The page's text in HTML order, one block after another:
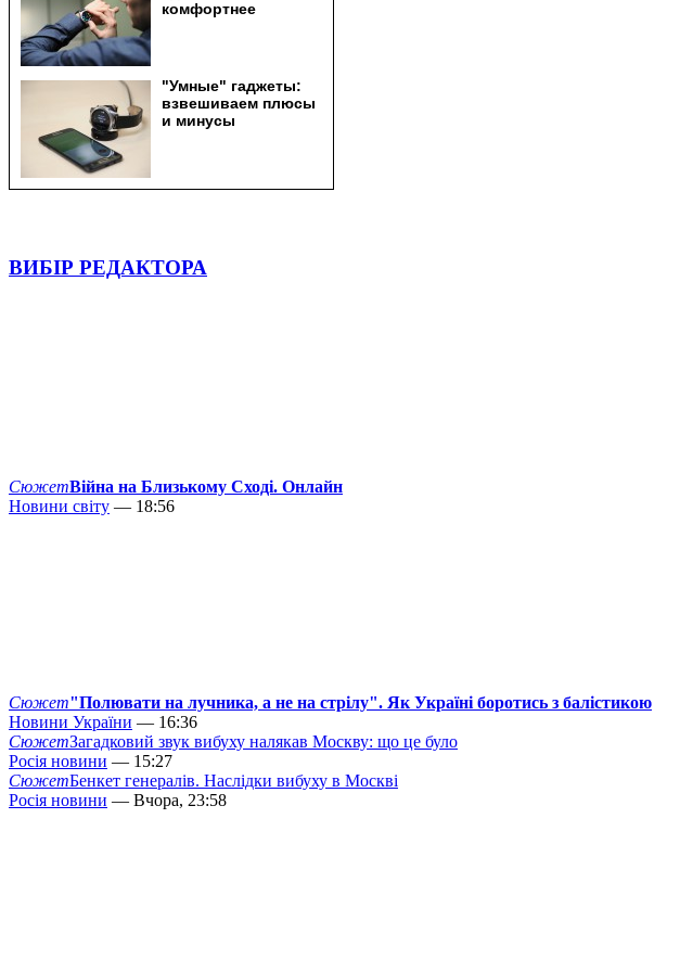
ВИБІР РЕДАКТОРА
СюжетВійна на Близькому Сході. Онлайн
Новини світу — 18:56
Сюжет"Полювати на лучника, а не на стрілу". Як Україні боротись з балістикою
Новини України — 16:36
СюжетЗагадковий звук вибуху налякав Москву: що це було
Росія новини — 15:27
СюжетБенкет генералів. Наслідки вибуху в Москві
Росія новини — Вчора, 23:58